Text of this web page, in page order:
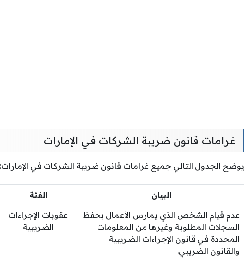
غرامات قانون ضريبة الشركات في الإمارات
يوضح الجدول التالي جميع غرامات قانون ضريبة الشركات في الإمارات:
البيان الفئة
عدم قيام الشخص الذي يمارس الأعمال بحفظ
السجلات المطلوبة وغيرها من المعلومات
المحددة في قانون الإجراءات الضريبية
والقانون الضريبي.
عقوبات الإجراءات
الضريبية